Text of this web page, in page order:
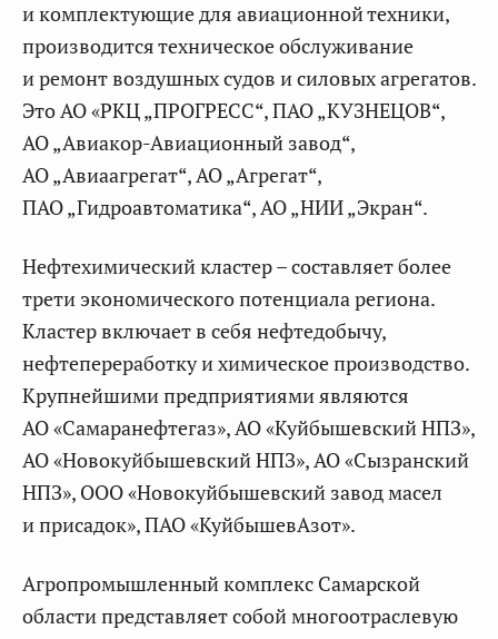
и комплектующие для авиационной техники,
производится техническое обслуживание
и ремонт воздушных судов и силовых агрегатов.
Это АО «РКЦ „ПРОГРЕСС“, ПАО „КУЗНЕЦОВ“,
АО „Авиакор-Авиационный завод“,
АО „Авиаагрегат“, АО „Агрегат“,
ПАО „Гидроавтоматика“, АО „НИИ „Экран“.
Нефтехимический кластер – составляет более
трети экономического потенциала региона.
Кластер включает в себя нефтедобычу,
нефтепереработку и химическое производство.
Крупнейшими предприятиями являются
АО «Самаранефтегаз», АО «Куйбышевский НПЗ»,
АО «Новокуйбышевский НПЗ», АО «Сызранский
НПЗ», ООО «Новокуйбышевский завод масел
и присадок», ПАО «КуйбышевАзот».
Агропромышленный комплекс Самарской
области представляет собой многоотраслевую